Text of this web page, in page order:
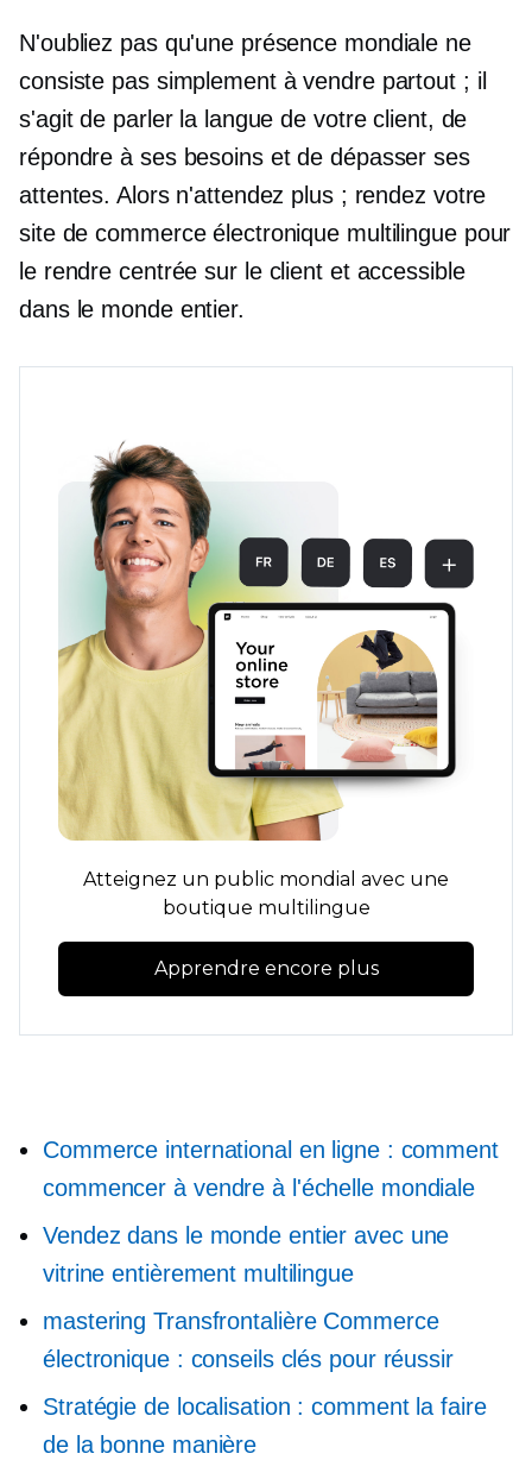
N'oubliez pas qu'une présence mondiale ne
consiste pas simplement à vendre partout ; il
s'agit de parler la langue de votre client, de
répondre à ses besoins et de dépasser ses
attentes. Alors n'attendez plus ; rendez votre
site de commerce électronique multilingue pour
le rendrecentrée sur le clientet accessible
dans le monde entier.
Atteignez un public mondial avec une
boutique multilingue
Apprendre encore plus
Commerce international en ligne : comment
commencer à vendre à l'échelle mondiale
Vendez dans le monde entier avec une
vitrine entièrement multilingue
masteringTransfrontalièreCommerce
électronique : conseils clés pour réussir
Stratégie de localisation : comment la faire
de la bonne manière